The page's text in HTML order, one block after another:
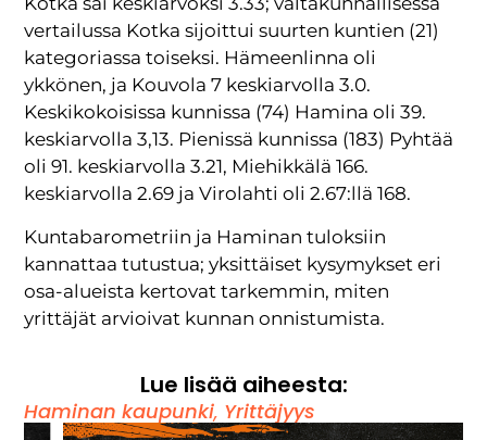
vertailussa Kotka sijoittui suurten kuntien (21)
kategoriassa toiseksi. Hämeenlinna oli
ykkönen, ja Kouvola 7 keskiarvolla 3.0.
Keskikokoisissa kunnissa (74) Hamina oli 39.
keskiarvolla 3,13. Pienissä kunnissa (183) Pyhtää
oli 91. keskiarvolla 3.21, Miehikkälä 166.
keskiarvolla 2.69 ja Virolahti oli 2.67:llä 168.
Kuntabarometriin ja Haminan tuloksiin
kannattaa tutustua; yksittäiset kysymykset eri
osa-alueista kertovat tarkemmin, miten
yrittäjät arvioivat kunnan onnistumista.
Lue lisää aiheesta:
Haminan kaupunki, Yrittäjyys